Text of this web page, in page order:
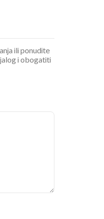
ili ponudite
i obogatiti